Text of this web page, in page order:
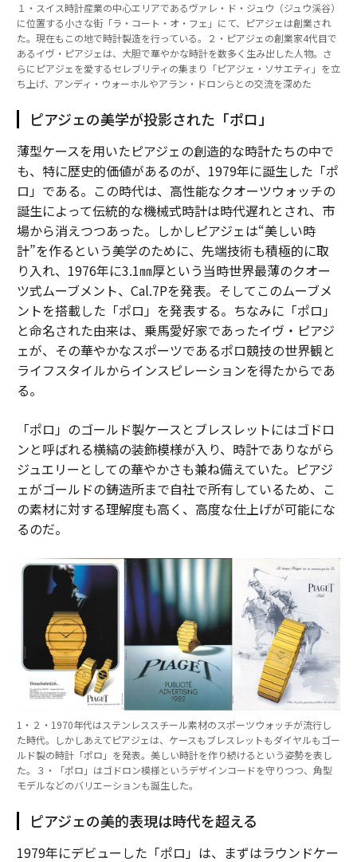
１・スイス時計産業の中心エリアであるヴァレ・ド・ジュウ（ジュウ渓谷）
に位置する小さな街「ラ・コート・オ・フェ」にて、ピアジェは創業され
た。現在もこの地で時計製造を行っている。２・ピアジェの創業家4代目で
あるイヴ・ピアジェは、大胆で華やかな時計を数多く生み出した人物。さ
らにピアジェを愛するセレブリティの集まり「ピアジェ・ソサエティ」を立
ち上げ、アンディ・ウォーホルやアラン・ドロンらとの交流を深めた
ピアジェの美学が投影された「ポロ」
薄型ケースを用いたピアジェの創造的な時計たちの中で
も、特に歴史的価値があるのが、1979年に誕生した「ポ
ロ」である。この時代は、高性能なクオーツウォッチの
誕生によって伝統的な機械式時計は時代遅れとされ、市
場から消えつつあった。しかしピアジェは“美しい時
計”を作るという美学のために、先端技術も積極的に取
り入れ、1976年に3.1㎜厚という当時世界最薄のクオー
ツ式ムーブメント、Cal.7Pを発表。そしてこのムーブメ
ントを搭載した「ポロ」を発表する。ちなみに「ポロ」
と命名された由来は、乗馬愛好家であったイヴ・ピアジ
ェが、その華やかなスポーツであるポロ競技の世界観と
ライフスタイルからインスピレーションを得たからであ
る。
「ポロ」のゴールド製ケースとブレスレットにはゴドロ
ンと呼ばれる横縞の装飾模様が入り、時計でありながら
ジュエリーとしての華やかさも兼ね備えていた。ピアジ
ェがゴールドの鋳造所まで自社で所有しているため、こ
の素材に対する理解度も高く、高度な仕上げが可能にな
るのだ。
1・２・1970年代はステンレススチール素材のスポーツウォッチが流行し
た時代。しかしあえてピアジェは、ケースもブレスレットもダイヤルもゴー
ルド製の時計「ポロ」を発表。美しい時計を作り続けるという姿勢を表し
た。３・「ポロ」はゴドロン模様というデザインコードを守りつつ、角型
モデルなどのバリエーションも誕生した。
ピアジェの美的表現は時代を超える
1979年にデビューした「ポロ」は、まずはラウンドケー